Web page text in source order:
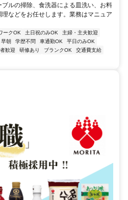
ルの掃除、食洗器による皿洗い、お料
などをお任せします。業務はマニュア
ークOK 土日祝のみOK
主婦・主夫歓迎
早朝 学歴不問 車通勤OK
平日のみOK
歓迎 研修あり ブランクOK
交通費支給